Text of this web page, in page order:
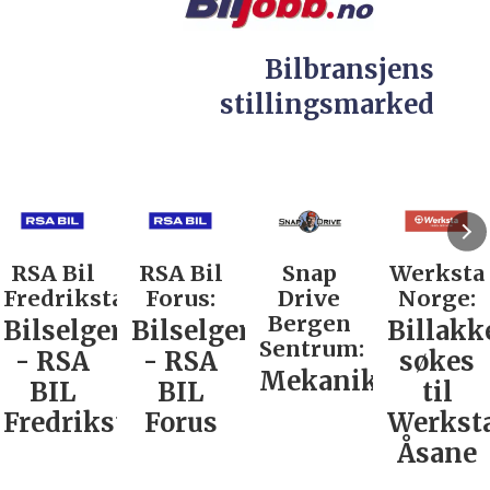
Bilbransjens
stillingsmarked
RSA Bil
Fredrikstad:
Bilselger
- RSA
BIL
Fredrikstad
RSA Bil
Forus:
Bilselger
- RSA
BIL
Forus
Snap
Drive
Bergen
Sentrum:
Mekaniker
Werksta
Norge:
søkes
til
Åsane